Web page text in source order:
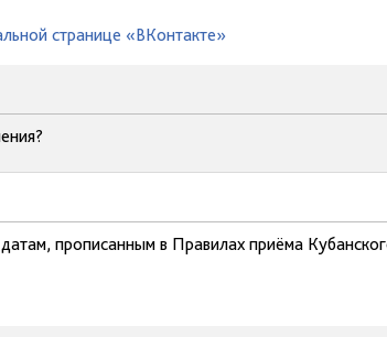
странице «ВКонтакте»
прописанным в Правилах приёма